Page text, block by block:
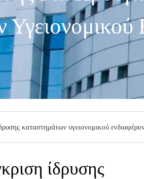
καταστημάτων υγειονομικού
ίδρυσης